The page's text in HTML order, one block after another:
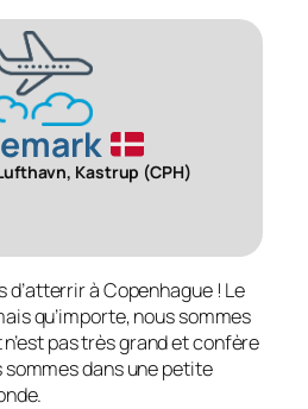
Kastrup (CPH)
d’atterrir à Copenhague ! Le
qu’importe, nous sommes
n’est pas très grand et confère
sommes dans une petite